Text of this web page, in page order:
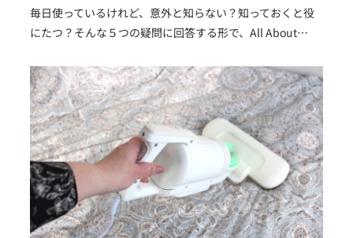
毎日使っているけれど、意外と知らない？知っておくと役
にたつ？そんな５つの疑問に回答する形で、All About…